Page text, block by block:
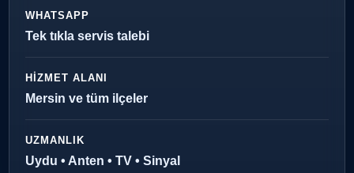
WHATSAPP
Tek tıkla servis talebi
HIZMET ALANI
Mersin ve tüm ilçeler
UZMANLIK
Uydu • Anten • TV • Sinyal